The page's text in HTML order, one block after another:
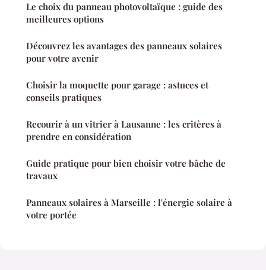
Le choix du panneau photovoltaïque : guide des
meilleures options
Découvrez les avantages des panneaux solaires
pour votre avenir
Choisir la moquette pour garage : astuces et
conseils pratiques
Recourir à un vitrier à Lausanne : les critères à
prendre en considération
Guide pratique pour bien choisir votre bâche de
travaux
Panneaux solaires à Marseille : l'énergie solaire à
votre portée